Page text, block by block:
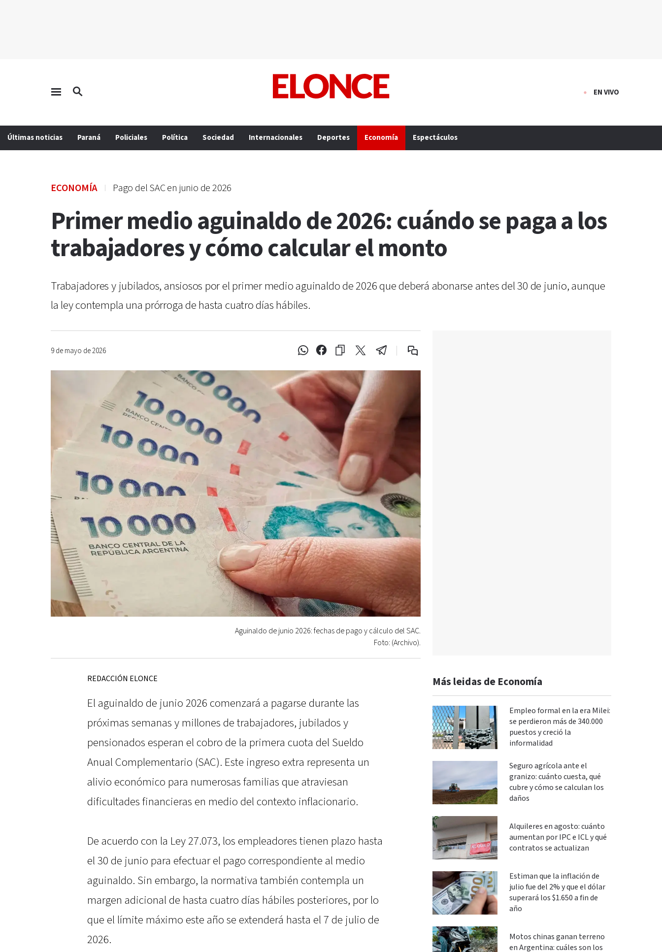
EN VIVO
Últimas noticias Paraná Policiales Política Sociedad Internacionales Deportes Economía Espectáculos
ECONOMÍA Pago del SAC en junio de 2026
Primer medio aguinaldo de 2026: cuándo se paga a los
trabajadores y cómo calcular el monto
Trabajadores y jubilados, ansiosos por el primer medio aguinaldo de 2026 que deberá abonarse antes del 30 de junio, aunque
la ley contempla una prórroga de hasta cuatro días hábiles.
9 de mayo de 2026
Aguinaldo de junio 2026: fechas de pago y cálculo del SAC.
Foto: (Archivo).
REDACCIÓN ELONCE
El aguinaldo de junio 2026 comenzará a pagarse durante las
próximas semanas y millones de trabajadores, jubilados y
pensionados esperan el cobro de la primera cuota del Sueldo
Anual Complementario (SAC). Este ingreso extra representa un
alivio económico para numerosas familias que atraviesan
dificultades financieras en medio del contexto inflacionario.
De acuerdo con la Ley 27.073, los empleadores tienen plazo hasta
el 30 de junio para efectuar el pago correspondiente al medio
aguinaldo. Sin embargo, la normativa también contempla un
margen adicional de hasta cuatro días hábiles posteriores, por lo
que el límite máximo este año se extenderá hasta el 7 de julio de
2026.
Más leidas de Economía
Empleo formal en la era Milei:
se perdieron más de 340.000
puestos y creció la
informalidad
Seguro agrícola ante el
granizo: cuánto cuesta, qué
cubre y cómo se calculan los
daños
Alquileres en agosto: cuánto
aumentan por IPC e ICL y qué
contratos se actualizan
Estiman que la inflación de
julio fue del 2% y que el dólar
superará los $1.650 a fin de
año
Motos chinas ganan terreno
en Argentina: cuáles son los